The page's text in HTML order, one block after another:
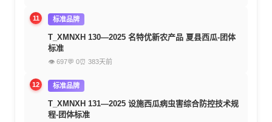
11 标准品牌
T_XMNXH 130—2025 名特优新农产品 夏县西瓜-团体
标准
👁 697💬 0⏰ 383天前
12 标准品牌
T_XMNXH 131—2025 设施西瓜病虫害综合防控技术规
程-团体标准